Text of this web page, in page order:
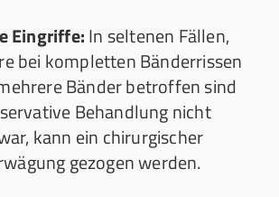
Eingriffe:In seltenen Fällen,
bei kompletten Bänderrissen
Bänder betroffen sind
Behandlung nicht
kann ein chirurgischer
gezogen werden.